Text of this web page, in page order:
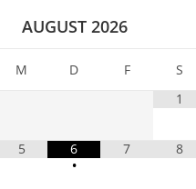
AUGUST 2026
M D F S
1
5
6
•
7 8